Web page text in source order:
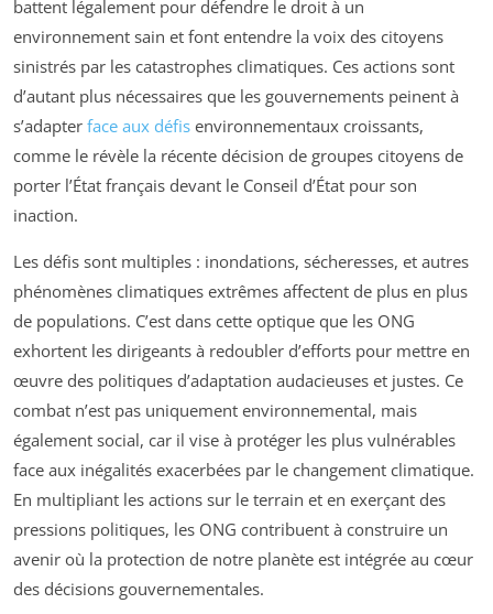
battent légalement pour défendre le droit à un
environnement sain et font entendre la voix des citoyens
sinistrés par les catastrophes climatiques. Ces actions sont
d’autant plus nécessaires que les gouvernements peinent à
s’adapter face aux défis environnementaux croissants,
comme le révèle la récente décision de groupes citoyens de
porter l’État français devant le Conseil d’État pour son
inaction.
Les défis sont multiples : inondations, sécheresses, et autres
phénomènes climatiques extrêmes affectent de plus en plus
de populations. C’est dans cette optique que les ONG
exhortent les dirigeants à redoubler d’efforts pour mettre en
œuvre des politiques d’adaptation audacieuses et justes. Ce
combat n’est pas uniquement environnemental, mais
également social, car il vise à protéger les plus vulnérables
face aux inégalités exacerbées par le changement climatique.
En multipliant les actions sur le terrain et en exerçant des
pressions politiques, les ONG contribuent à construire un
avenir où la protection de notre planète est intégrée au cœur
des décisions gouvernementales.